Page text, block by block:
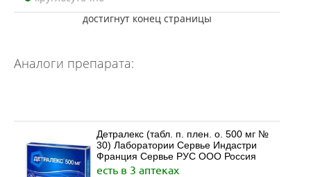
достигнут конец страницы
Аналоги препарата:
Детралекс (табл. п. плен. о. 500 мг №
30) Лаборатории Сервье Индастри
Франция Сервье РУС ООО Россия
есть в 3 аптеках